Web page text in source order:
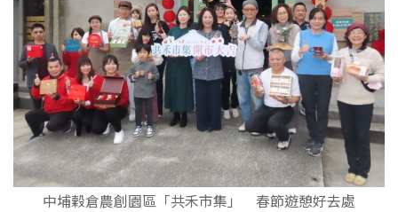
中埔穀倉農創園區「共禾市集」 春節遊憩好去處